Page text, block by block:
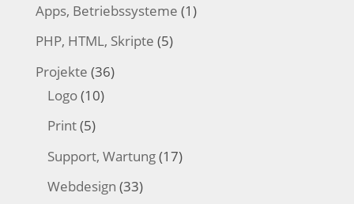
Apps, Betriebssysteme (1)
PHP, HTML, Skripte (5)
Projekte (36)
Logo(10)
Print(5)
Support, Wartung(17)
Webdesign (33)